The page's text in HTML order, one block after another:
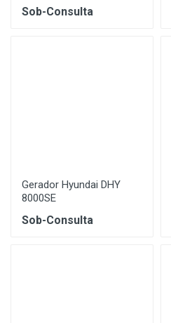
Sob-Consulta
Gerador Hyundai DHY
8000SE
Sob-Consulta